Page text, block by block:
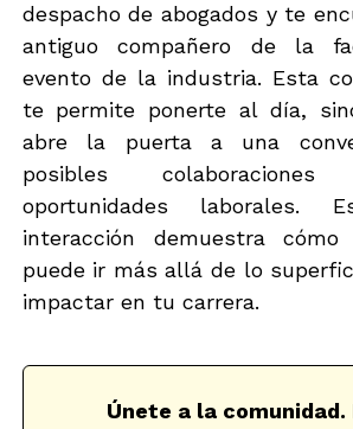
despacho de abogados y te
antiguo compañero de la
evento de la industria. Esta
te permite ponerte al día,
abre la puerta a una
posibles
oportunidades laborales.
interacción demuestra
puede ir más allá de lo
impactar en tu carrera.
Únete a la comunidad.